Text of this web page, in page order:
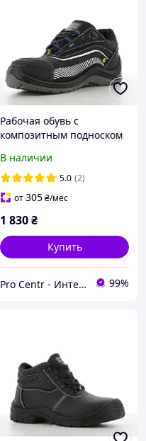
Рабочая обувь с
композитным подноском
подошвой Dynamica
В наличии
5.0 (2)
от305₴/мес
1 830₴
Купить
Pro Centr - Интернет-магазин спецодежды, спецобуви и средств индивидуальной защиты 99%